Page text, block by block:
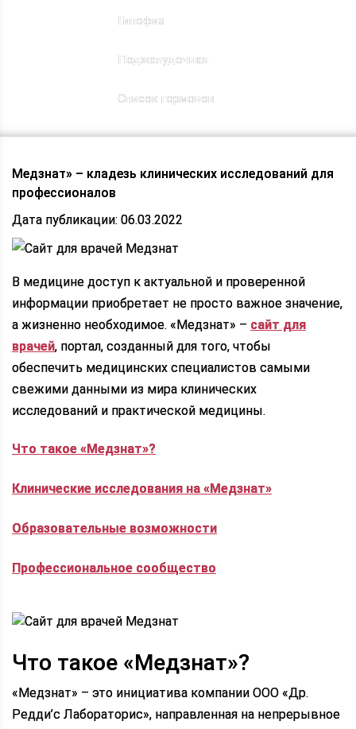
Гипофиз
Поджелудочная
Список гормонов
Медзнат» – кладезь клинических исследований для
профессионалов
Дата публикации: 06.03.2022
В медицине доступ к актуальной и проверенной
информации приобретает не просто важное значение,
а жизненно необходимое. «Медзнат» – сайт для
врачей, портал, созданный для того, чтобы
обеспечить медицинских специалистов самыми
свежими данными из мира клинических
исследований и практической медицины.
Что такое «Медзнат»?
Клинические исследования на «Медзнат»
Образовательные возможности
Профессиональное сообщество
Что такое «Медзнат»?
«Медзнат» – это инициатива компании ООО «Др.
Редди’с Лабораторис», направленная на непрерывное